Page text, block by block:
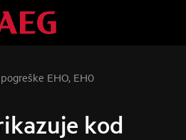
EHO, EH0
kod